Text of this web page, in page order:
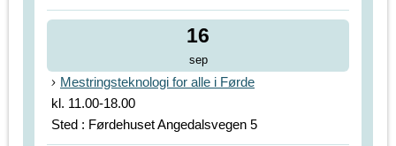
16
sep
Mestringsteknologi for alle i Førde
kl. 11.00-18.00
Sted : Førdehuset Angedalsvegen 5